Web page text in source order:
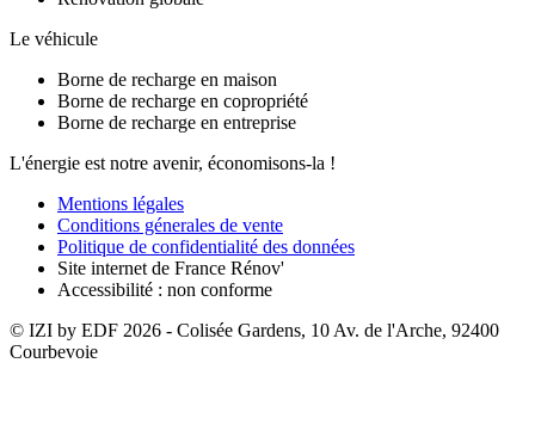
Le véhicule
Borne de recharge en maison
Borne de recharge en copropriété
Borne de recharge en entreprise
L'énergie est notre avenir, économisons-la !
Mentions légales
Conditions génerales de vente
Politique de confidentialité des données
Site internet de France Rénov'
Accessibilité : non conforme
© IZI by EDF 2026 - Colisée Gardens, 10 Av. de l'Arche, 92400
Courbevoie